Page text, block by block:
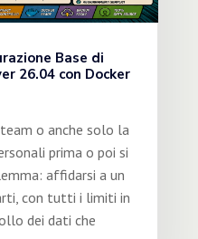
Base di
26.04 con Docker
o anche solo la
prima o poi si
affidarsi a un
con tutti i limiti in
dei dati che